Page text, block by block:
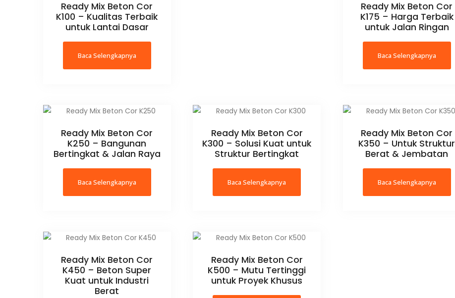
Ready Mix Beton Cor
K100 – Kualitas Terbaik
untuk Lantai Dasar
Baca Selengkapnya
Ready Mix Beton Cor
K175 – Harga Terbaik
untuk Jalan Ringan
Baca Selengkapnya
Ready Mix Beton Cor
K250 – Bangunan
Bertingkat & Jalan Raya
Baca Selengkapnya
Ready Mix Beton Cor
K300 – Solusi Kuat untuk
Struktur Bertingkat
Baca Selengkapnya
Ready Mix Beton Cor
K350 – Untuk Struktur
Berat & Jembatan
Baca Selengkapnya
Ready Mix Beton Cor
K450 – Beton Super
Kuat untuk Industri
Berat
Ready Mix Beton Cor
K500 – Mutu Tertinggi
untuk Proyek Khusus